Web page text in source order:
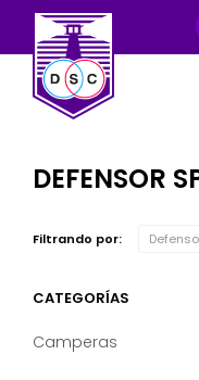
DEFENSOR
Filtrando por:
CATEGORÍAS
Camperas